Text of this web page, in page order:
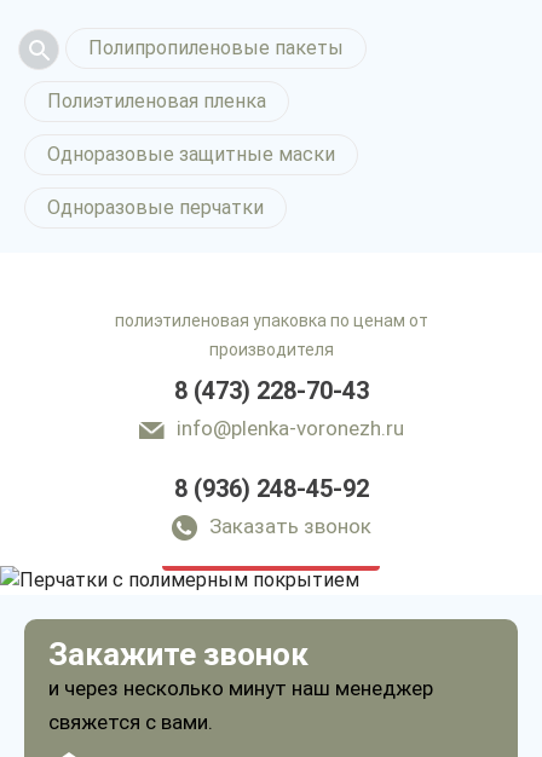
Полипропиленовые пакеты
Полиэтиленовая пленка
Одноразовые защитные маски
Одноразовые перчатки
полиэтиленовая упаковка по ценам от
производителя
8 (473) 228-70-43
info@plenka-voronezh.ru
8 (936) 248-45-92
Заказать звонок
Прорезиненные
перчатки в Воронеже
Закажите звонок
и через несколько минут наш менеджер
свяжется с вами.